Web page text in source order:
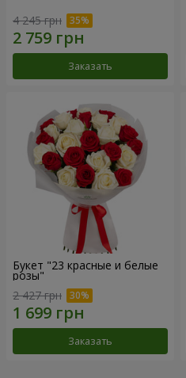
4 245 грн
Заказать
Букет "23 красные и белые
розы"
2 427 грн
Заказать